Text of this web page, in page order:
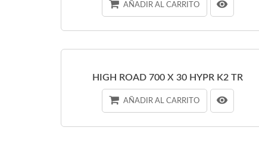
AÑADIR AL CARRITO
HIGH ROAD 700 X 30 HYPR K2 TR
AÑADIR AL CARRITO